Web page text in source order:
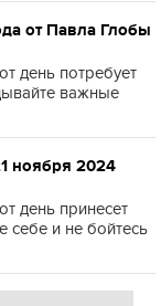
от Павла Глобы
день потребует
важные
ноября 2024
день принесет
себе и не бойтесь